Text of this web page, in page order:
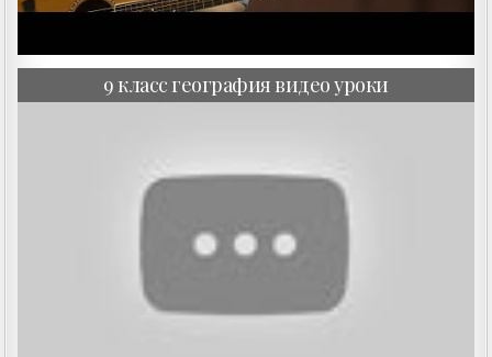
9 класс география видео уроки